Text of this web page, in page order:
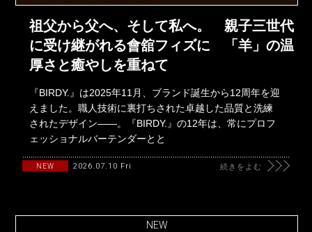
祖父から父へ、そして私へ。 親子三世代
に受け継がれる會舘フィズに 「羊」の温
厚さと癒やしを重ねて
『BIRDY.』は2025年11月、ブランド誕生から12周年を迎
えました。職人技術に裏打ちされた卓越した品質と洗練
されたデザイン――。『BIRDY.』の12年は、常にプロフ
ェッショナルバーテンダーとと
NEW 2026.07.10 Fri 続きをよむ
NEW